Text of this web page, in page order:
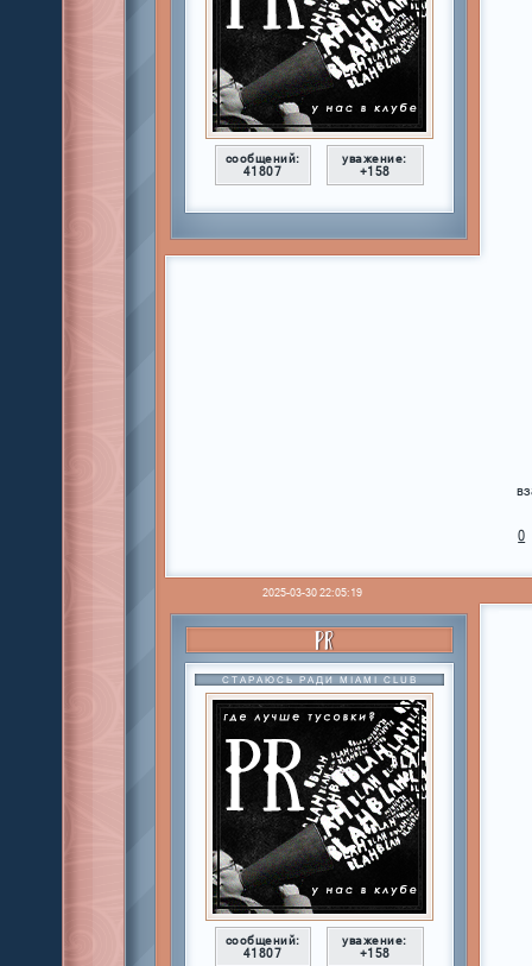
сообщений:
41807
уважение:
+158
0
2025-03-30 22:05:19
PR
СТАРАЮСЬ РАДИ MIAMI CLUB
сообщений:
41807
уважение:
+158